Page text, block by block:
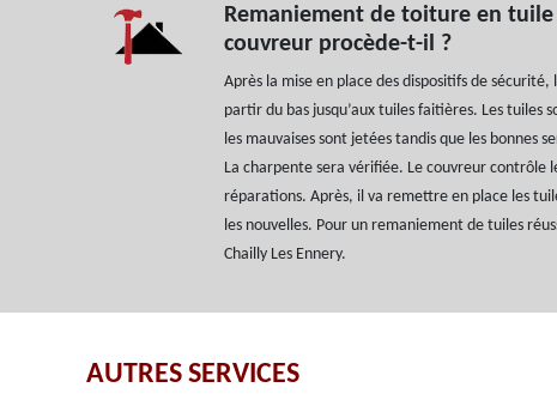
Remaniement de toiture en
couvreur procède-t-il ?
Après la mise en place des dispositifs de
partir du bas jusqu’aux tuiles faitières. Les tuiles
les mauvaises sont jetées tandis que les bonnes
La charpente sera vérifiée. Le couvreur contrôle
réparations. Après, il va remettre en place les
les nouvelles. Pour un remaniement de tuiles
Chailly Les Ennery.
AUTRES SERVICES